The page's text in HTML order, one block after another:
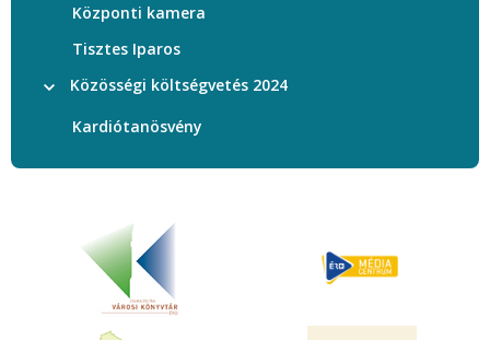
Központi kamera
Tisztes Iparos
Közösségi költségvetés 2024
Kardiótanösvény